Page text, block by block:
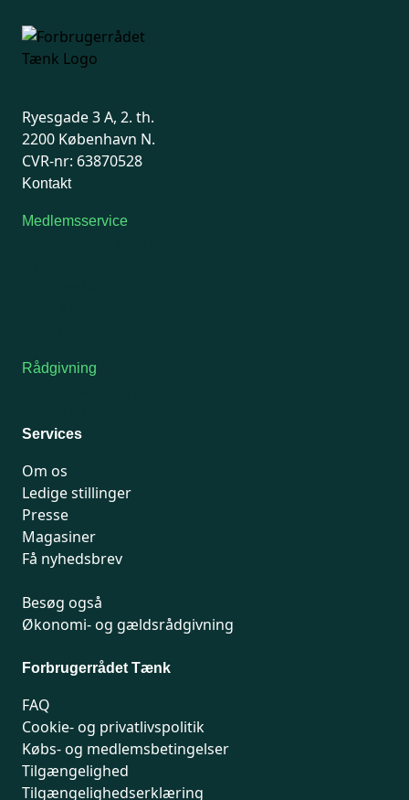
Ryesgade 3 A, 2. th.
2200 København N.
CVR-nr: 63870528
Kontakt
Medlemsservice
Rådgivning
Services
Om os
Ledige stillinger
Presse
Magasiner
Få nyhedsbrev
Besøg også
Økonomi- og gældsrådgivning
Forbrugerrådet Tænk
FAQ
Cookie- og privatlivspolitik
Købs- og medlemsbetingelser
Tilgængelighed
Tilgængelighedserklæring